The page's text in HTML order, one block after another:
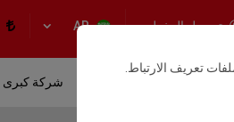
تعريف الارتباط.
تسجيل الدخول AR
شركة كبرى